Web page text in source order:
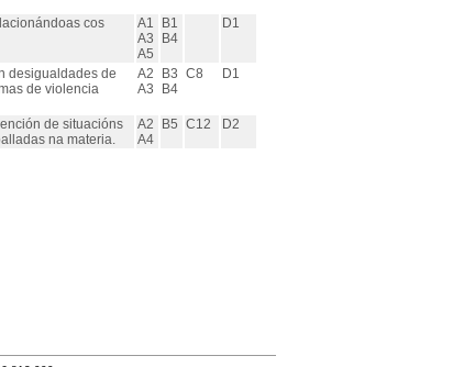
cos
A1
A3
A5
B1
B4
D1
desigualdades de
de violencia
A2
A3
B3
B4
C8 D1
de situacións
na materia.
A2
A4
B5 C12 D2